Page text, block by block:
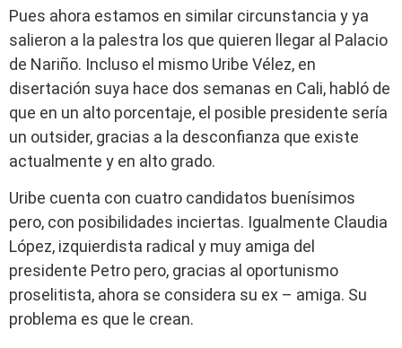
Pues ahora estamos en similar circunstancia y ya
salieron a la palestra los que quieren llegar al Palacio
de Nariño. Incluso el mismo Uribe Vélez, en
disertación suya hace dos semanas en Cali, habló de
que en un alto porcentaje, el posible presidente sería
un outsider, gracias a la desconfianza que existe
actualmente y en alto grado.
Uribe cuenta con cuatro candidatos buenísimos
pero, con posibilidades inciertas. Igualmente Claudia
López, izquierdista radical y muy amiga del
presidente Petro pero, gracias al oportunismo
proselitista, ahora se considera su ex – amiga. Su
problema es que le crean.